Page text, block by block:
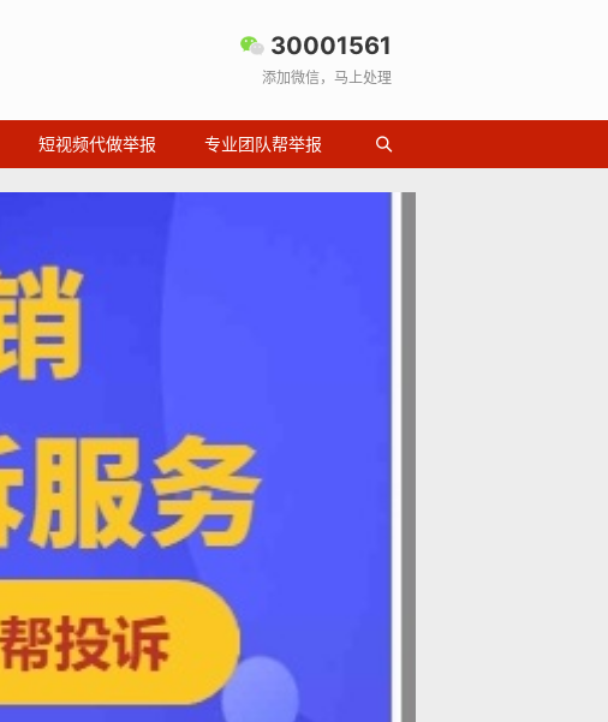
30001561
添加微信，马上处理
短视频代做举报 专业团队帮举报